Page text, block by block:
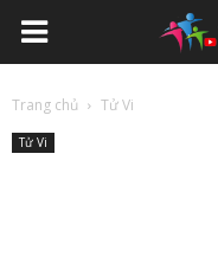
Trang chủ Tử Vi
Tử Vi